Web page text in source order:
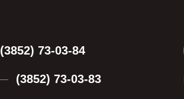
(3852) 73-03-84
(3852) 73-03-83